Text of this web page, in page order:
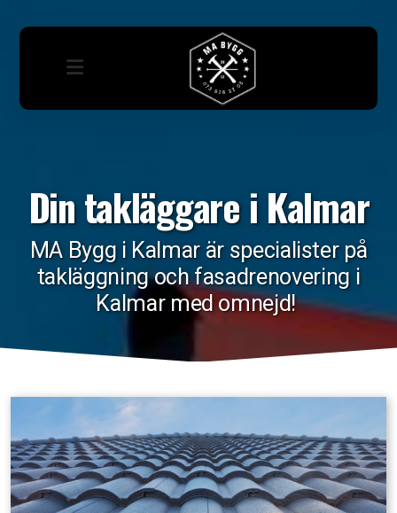
Din takläggare i Kalmar
MA Bygg i Kalmar är specialister på
takläggning och fasadrenovering i
Kalmar med omnejd!